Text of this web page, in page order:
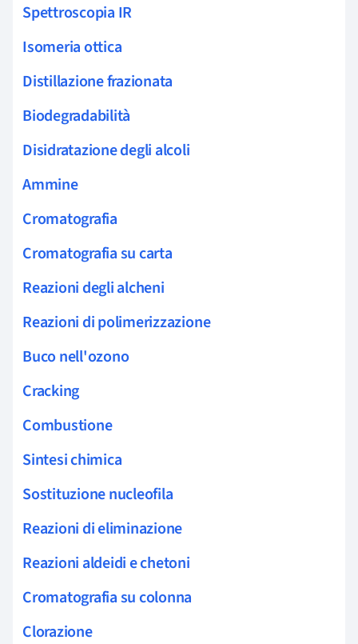
Spettroscopia IR
Isomeria ottica
Distillazione frazionata
Biodegradabilità
Disidratazione degli alcoli
Ammine
Cromatografia
Cromatografia su carta
Reazioni degli alcheni
Reazioni di polimerizzazione
Buco nell'ozono
Cracking
Combustione
Sintesi chimica
Sostituzione nucleofila
Reazioni di eliminazione
Reazioni aldeidi e chetoni
Cromatografia su colonna
Clorazione